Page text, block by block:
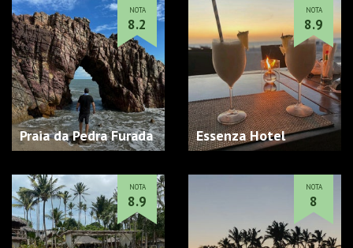
Praia da Pedra Furada
NOTA
8.2
Essenza Hotel
NOTA
8.9
NOTA
8.9
NOTA
8